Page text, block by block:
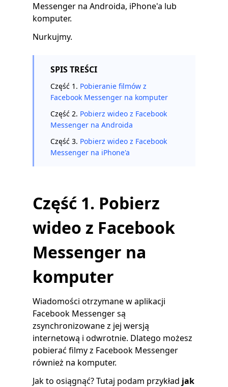
Messenger na Androida, iPhone'a lub
komputer.
Nurkujmy.
SPIS TREŚCI
Część 1. Pobieranie filmów z
Facebook Messenger na komputer
Część 2. Pobierz wideo z Facebook
Messenger na Androida
Część 3. Pobierz wideo z Facebook
Messenger na iPhone'a
Część 1. Pobierz
wideo z Facebook
Messenger na
komputer
Wiadomości otrzymane w aplikacji
Facebook Messenger są
zsynchronizowane z jej wersją
internetową i odwrotnie. Dlatego możesz
pobierać filmy z Facebook Messenger
również na komputer.
Jak to osiągnąć? Tutaj podam przykład jak